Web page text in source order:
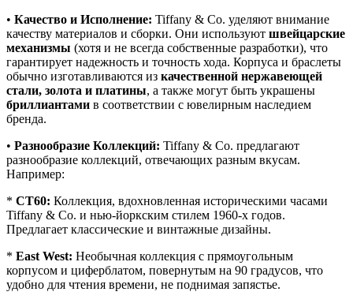
• Качество и Исполнение: Tiffany & Co. уделяют внимание
качеству материалов и сборки. Они используют швейцарские
механизмы (хотя и не всегда собственные разработки), что
гарантирует надежность и точность хода. Корпуса и браслеты
обычно изготавливаются из качественной нержавеющей
стали, золота и платины, а также могут быть украшены
бриллиантами в соответствии с ювелирным наследием
бренда.
• Разнообразие Коллекций: Tiffany & Co. предлагают
разнообразие коллекций, отвечающих разным вкусам.
Например:
* CT60: Коллекция, вдохновленная историческими часами
Tiffany & Co. и нью-йоркским стилем 1960-х годов.
Предлагает классические и винтажные дизайны.
* East West: Необычная коллекция с прямоугольным
корпусом и циферблатом, повернутым на 90 градусов, что
удобно для чтения времени, не поднимая запястье.